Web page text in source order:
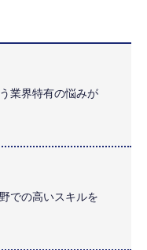
業界特有の悩みが
での高いスキルを